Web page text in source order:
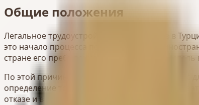
Общие положения
Легальное трудоустройство иностранцев в
это начало процесса подачи заявления
стране его пребывания, при этом
По этой причине первый юридический вопрос
определение того, должно ли заявление
отказе и в некоторых случаях к излишнему